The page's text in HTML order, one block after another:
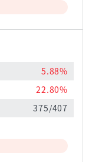
5.88%
22.80%
375/407